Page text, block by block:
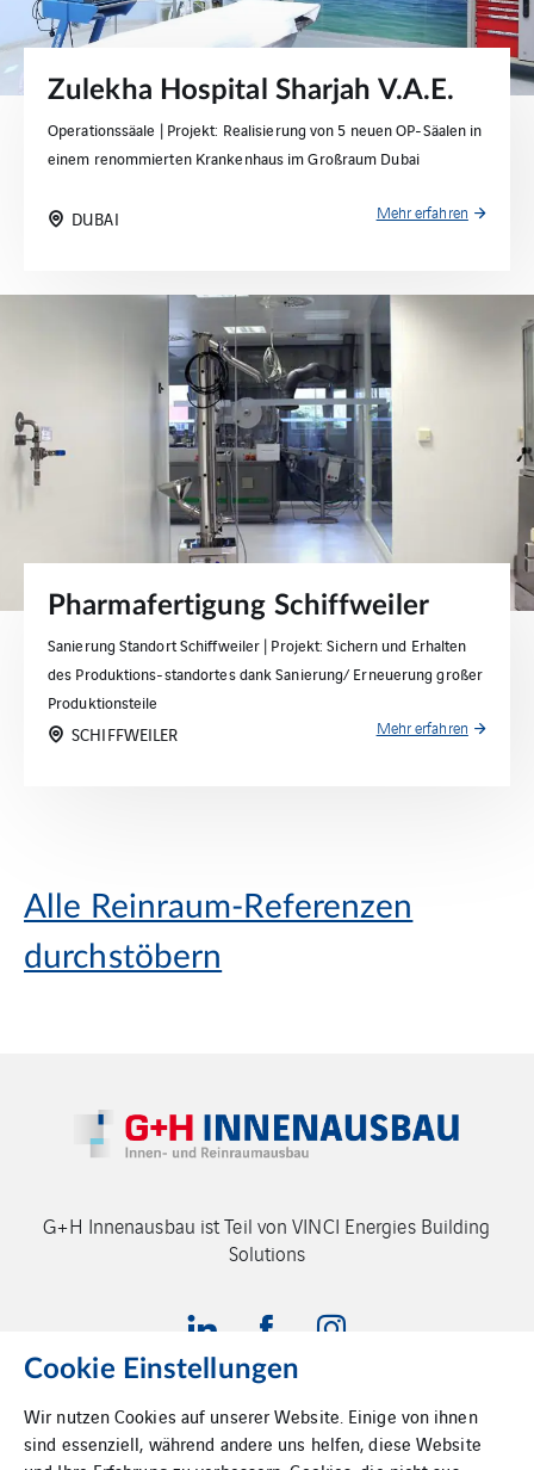
Zulekha Hospital Sharjah V.A.E.
Operationssäale | Projekt: Realisierung von 5 neuen OP-Säalen in
einem renommierten Krankenhaus im Großraum Dubai
DUBAI Mehr erfahren
Pharmafertigung Schiffweiler
Sanierung Standort Schiffweiler | Projekt: Sichern und Erhalten
des Produktions-standortes dank Sanierung/ Erneuerung großer
Produktionsteile
SCHIFFWEILER Mehr erfahren
Alle Reinraum-Referenzen
durchstöbern
G+H Innenausbau ist Teil von VINCI Energies Building
Solutions
Impressum
Cookie Einstellungen
Wir nutzen Cookies auf unserer Website. Einige von ihnen
sind essenziell, während andere uns helfen, diese Website